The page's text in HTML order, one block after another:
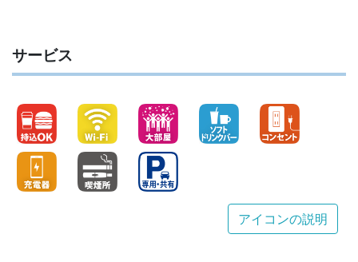
サービス
アイコンの説明